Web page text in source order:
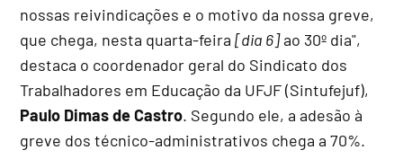
nossas reivindicações e o motivo da nossa greve,
que chega, nesta quarta-feira[dia 6]ao 30º dia",
destaca o coordenador geral do Sindicato dos
Trabalhadores em Educação da UFJF (Sintufejuf),
Paulo Dimas de Castro. Segundo ele, a adesão à
greve dos técnico-administrativos chega a 70%.